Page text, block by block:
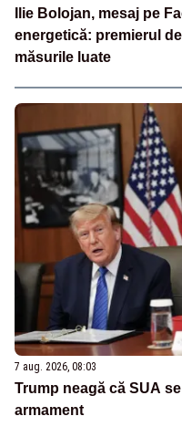
Ilie Bolojan, mesaj pe
energetică: premierul
măsurile luate
7 aug. 2026, 08:03
Trump neagă că SUA
armament